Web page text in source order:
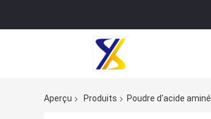
Aperçu Produits Poudre d'acide aminé